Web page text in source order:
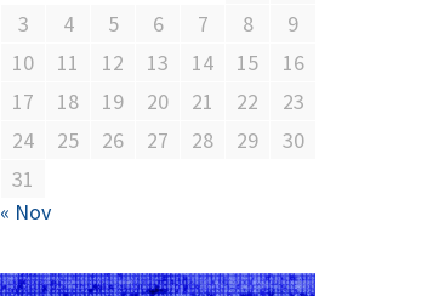
3
4 5 6 7 8
9
10
11 12 13 14 15
16
17
18 19 20 21 22
23
24
25 26 27 28 29
30
31
« Nov